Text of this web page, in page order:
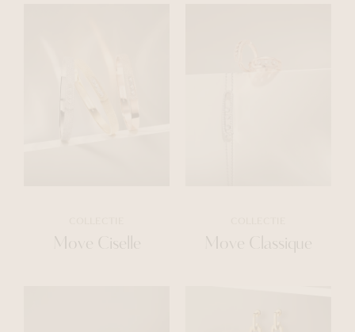
Move Ciselle Move Classique